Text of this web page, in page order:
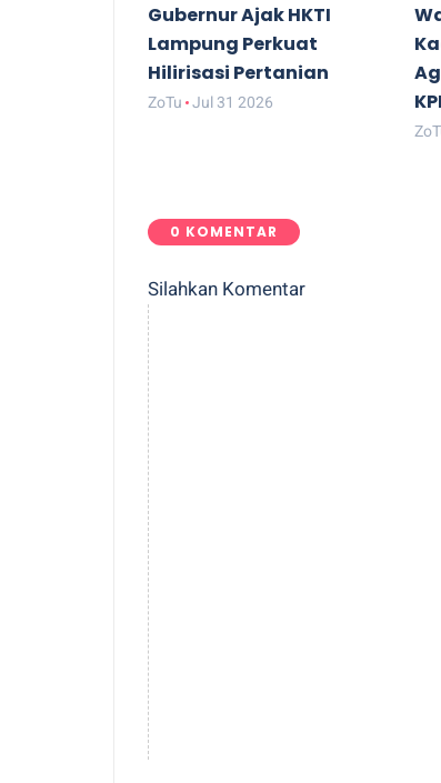
Gubernur Ajak HKTI
Lampung Perkuat
Hilirisasi Pertanian
ZoTu Jul 31 2026
0 KOMENTAR
Silahkan Komentar